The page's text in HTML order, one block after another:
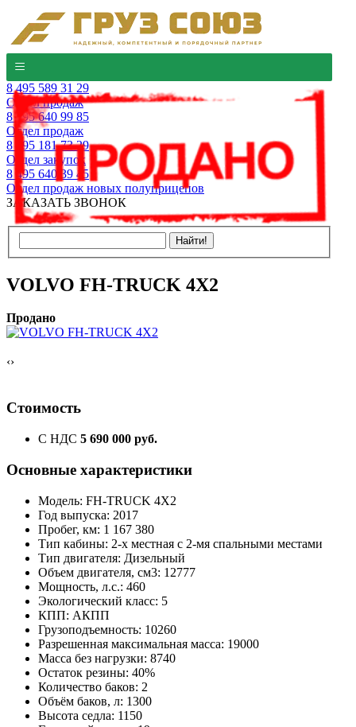
8 495 589 31 29
Отдел продаж
8 495 640 99 85
Отдел продаж
8 495 181 73 29
Отдел закупок
8 495 640 39 45
Отдел продаж новых полуприцепов
ЗАКАЗАТЬ ЗВОНОК
VOLVO FH-TRUCK 4X2
Продано
‹›
Стоимость
С НДС 5 690 000 руб.
Основные характеристики
Модель: FH-TRUCK 4X2
Год выпуска: 2017
Пробег, км: 1 167 380
Тип кабины: 2-х местная с 2-мя спальными местами
Тип двигателя: Дизельный
Объем двигателя, см3: 12777
Мощность, л.с.: 460
Экологический класс: 5
КПП: АКПП
Грузоподъемность: 10260
Разрешенная максимальная масса: 19000
Масса без нагрузки: 8740
Остаток резины: 40%
Количество баков: 2
Объём баков, л: 1300
Высота седла: 1150